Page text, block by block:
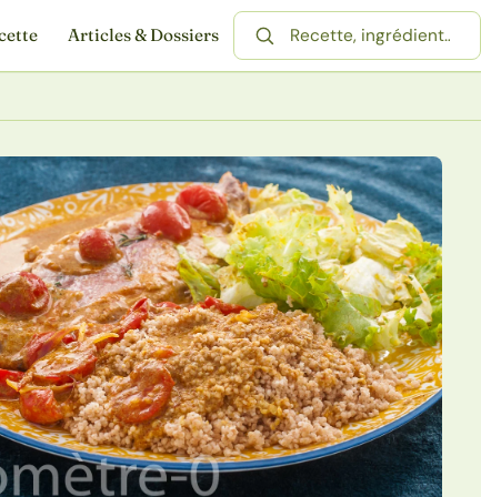
Articles & Dossiers
Rechercher une recette